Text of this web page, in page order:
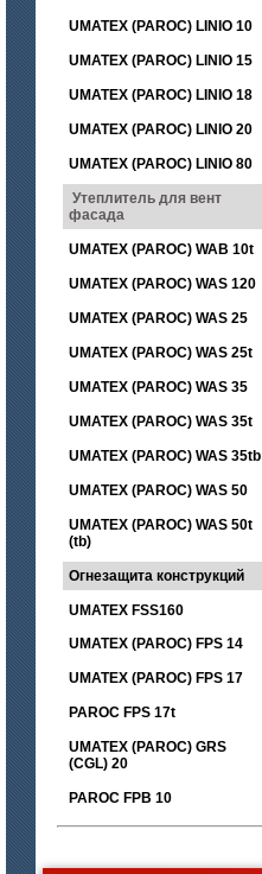
UMATEX (PAROC) LINIO 10
UMATEX (PAROC) LINIO 15
UMATEX (PAROC) LINIO 18
UMATEX (PAROC) LINIO 20
UMATEX (PAROC) LINIO 80
Утеплитель для вент
фасада
UMATEX (PAROC) WAB 10t
UMATEX (PAROC) WAS 120
UMATEX (PAROC) WAS 25
UMATEX (PAROC) WAS 25t
UMATEX (PAROC) WAS 35
UMATEX (PAROC) WAS 35t
UMATEX (PAROC) WAS 35tb
UMATEX (PAROC) WAS 50
UMATEX (PAROC) WAS 50t
(tb)
Огнезащита конструкций
UMATEX FSS160
UMATEX (PAROC) FPS 14
UMATEX (PAROC) FPS 17
PAROC FPS 17t
UMATEX (PAROC) GRS
(CGL) 20
PAROC FPB 10